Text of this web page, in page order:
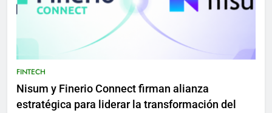
FINTECH
Nisum y Finerio Connect firman alianza
estratégica para liderar la transformación del